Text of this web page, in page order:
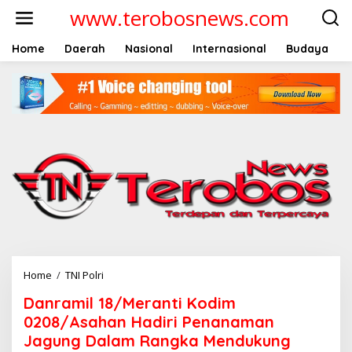
t
www.terobosnews.com
Home Daerah Nasional Internasional Budaya
Home / TNI Polri
n
r
a
m
Danramil 18/Meranti Kodim
0208/Asahan Hadiri Penanaman
Jagung Dalam Rangka Mendukung